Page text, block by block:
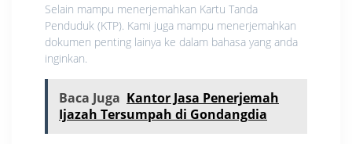
Selain mampu menerjemahkan Kartu Tanda
Penduduk (KTP). Kami juga mampu menerjemahkan
dokumen penting lainya ke dalam bahasa yang anda
inginkan.
Baca Juga Kantor Jasa Penerjemah
Ijazah Tersumpah di Gondangdia